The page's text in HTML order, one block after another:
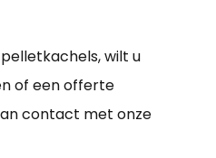
wilt u
of een offerte
contact met onze